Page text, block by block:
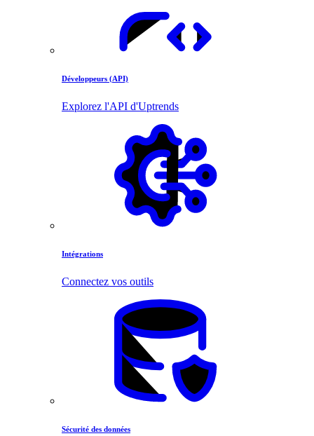
Développeurs (API)
Explorez l'API d'Uptrends
Intégrations
Connectez vos outils
Sécurité des données